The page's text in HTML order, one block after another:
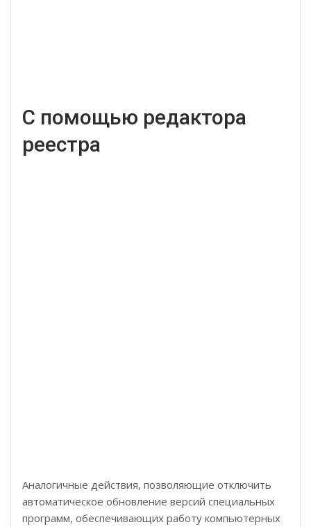
С помощью редактора
реестра
Аналогичные действия, позволяющие отключить
автоматическое обновление версий специальных
программ, обеспечивающих работу компьютерных